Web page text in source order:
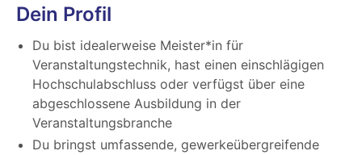
Dein Profil
Du bist idealerweise Meister*in für
Veranstaltungstechnik, hast einen einschlägigen
Hochschulabschluss oder verfügst über eine
abgeschlossene Ausbildung in der
Veranstaltungsbranche
Du bringst umfassende, gewerkeübergreifende